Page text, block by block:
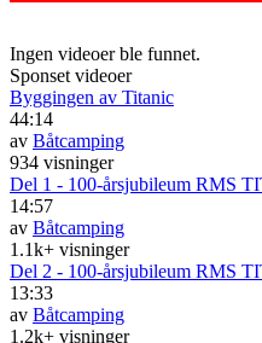
Ingen videoer ble funnet.
Sponset videoer
Byggingen av Titanic
44:14
av Båtcamping
934 visninger
Del 1 - 100-årsjubileum RMS
14:57
av Båtcamping
1.1k+ visninger
Del 2 - 100-årsjubileum RMS
13:33
av Båtcamping
1.2k+ visninger